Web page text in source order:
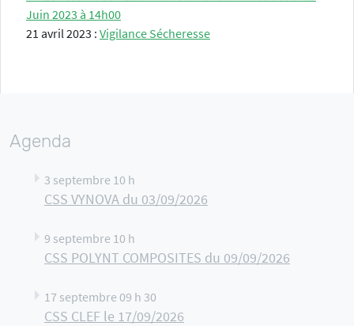
Juin 2023 à 14h00
21 avril 2023 : Vigilance Sécheresse
Agenda
3 septembre 10 h
CSS VYNOVA du 03/09/2026
9 septembre 10 h
CSS POLYNT COMPOSITES du 09/09/2026
17 septembre 09 h 30
CSS CLEF le 17/09/2026